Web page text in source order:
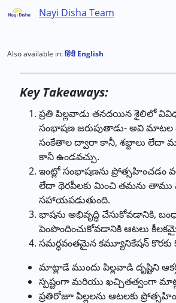
Nayi Disha Team
Also available in:हिंदीEnglish
Key Takeaways:
ప్రతి పిల్లవాడు తనదయిన శైలిలో
సంభాషణ జరుపుతాడు- అవి
సంకేతాల ద్వారా కానీ, శబ్దాలు లేదా
కానీ ఉండవచ్చు.
ఇంట్లో సంభాషణను ప్రోత్సహించడం
లేదా థెరపీలకు మించి తమను తాము
సహాయపడుతుంది.
భాషను అభివృద్ధి చేసుకోవడానికి,
పెంపొందించుకోవడానికి ఆటలు
సమర్ధవంతమైన కమ్యూనికేషన్ కొరకు
మాట్లాడే ముందు పిల్లవాడి దృష్టిని
స్పష్టంగా మరియు ఖచ్చితత్వంగా
ప్రతిరోజూ పిల్లలను ఆటలకు